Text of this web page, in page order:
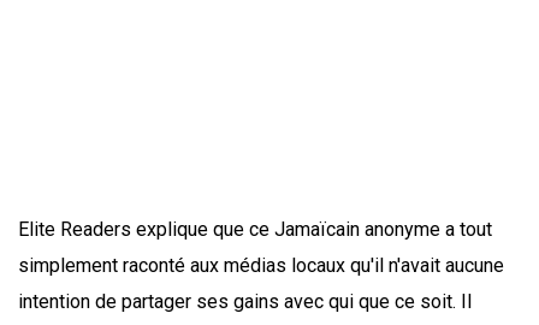
Elite Readers explique que ce Jamaïcain anonyme a tout
simplement raconté aux médias locaux qu'il n'avait aucune
intention de partager ses gains avec qui que ce soit. Il